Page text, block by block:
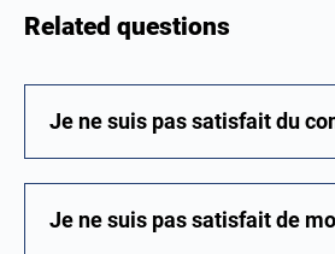
Related questions
Je ne suis pas satisfait du
Je ne suis pas satisfait de